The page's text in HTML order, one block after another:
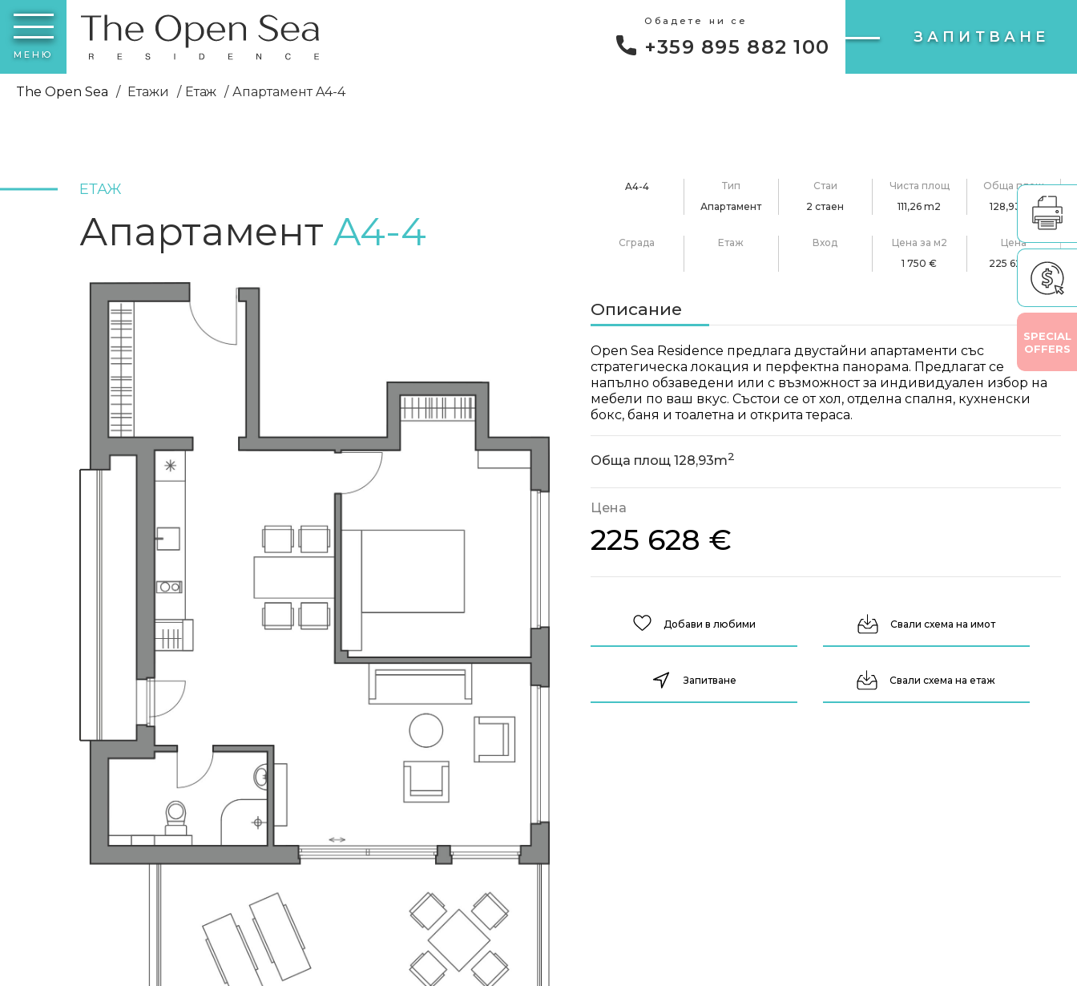
МЕНЮ
Обадете ни се
+359 895 882 100 ЗАПИТВАНЕ
The Open Sea Етажи Етаж Апартамент A4-4
ЕТАЖ
АпартаментA4-4
A4-4
Тип
Апартамент
Стаи
2 стаен
Чиста площ
111,26 m2
Обща площ
128,93m2
Сграда Етаж Вход
Цена за м2
1 750 €
Цена
225 628 €
Описание
Open Sea Residence предлага двустайни апартаменти със
стратегическа локация и перфектна панорама. Предлагат се
напълно обзаведени или с възможност за индивидуален избор на
мебели по ваш вкус. Състои се от хол, отделна спалня, кухненски
бокс, баня и тоалетна и открита тераса.
Обща площ 128,93m2
Цена
225 628 €
Добави в любими Свали схема на имот
Запитване Свали схема на етаж
SPECIAL
OFFERS